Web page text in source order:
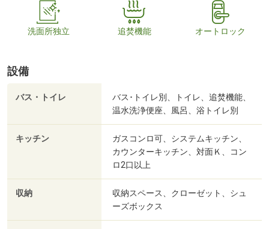
洗面所独立 追焚機能 オートロック
設備
バス・トイレ
バス･トイレ別、トイレ、追焚機能、
温水洗浄便座、風呂、浴トイレ別
キッチン
ガスコンロ可、システムキッチン、
カウンターキッチン、対面Ｋ、コン
ロ2口以上
収納
収納スペース、クローゼット、シュ
ーズボックス